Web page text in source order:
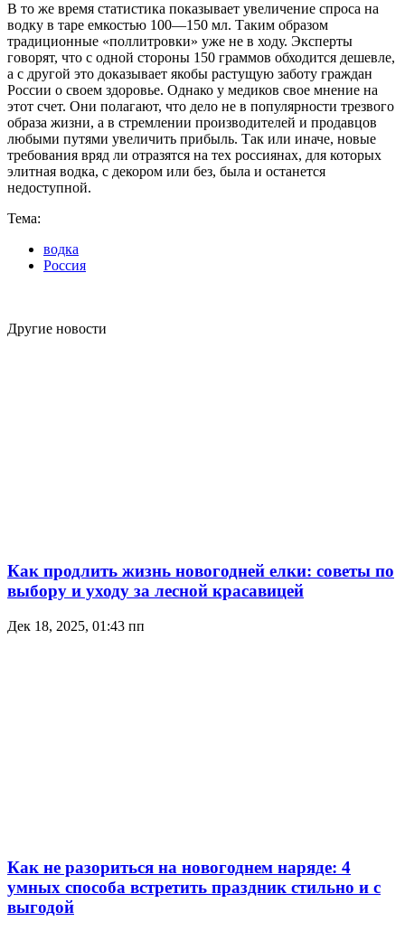
В то же время статистика показывает увеличение спроса на
водку в таре емкостью 100—150 мл. Таким образом
традиционные «поллитровки» уже не в ходу. Эксперты
говорят, что с одной стороны 150 граммов обходится дешевле,
а с другой это доказывает якобы растущую заботу граждан
России о своем здоровье. Однако у медиков свое мнение на
этот счет. Они полагают, что дело не в популярности трезвого
образа жизни, а в стремлении производителей и продавцов
любыми путями увеличить прибыль. Так или иначе, новые
требования вряд ли отразятся на тех россиянах, для которых
элитная водка, с декором или без, была и останется
недоступной.
Тема:
водка
Россия
Другие новости
Как продлить жизнь новогодней елки: советы по
выбору и уходу за лесной красавицей
Дек 18, 2025, 01:43 пп
Как не разориться на новогоднем наряде: 4
умных способа встретить праздник стильно и с
выгодой